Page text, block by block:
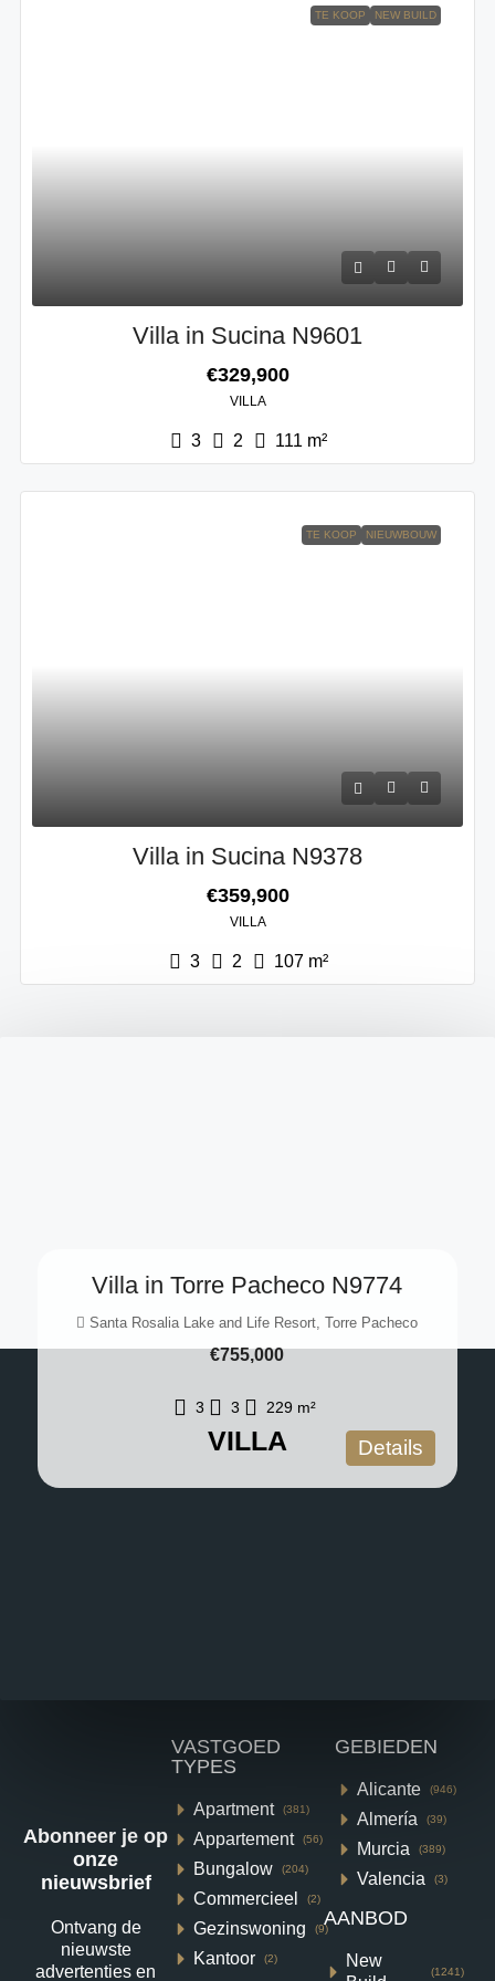
TE KOOP NEW BUILD
Villa in Sucina N9601
€329,900
VILLA
3 2 111 m²
TE KOOP NIEUWBOUW
Villa in Sucina N9378
€359,900
VILLA
3 2 107 m²
Villa in Torre Pacheco N9774
Santa Rosalia Lake and Life Resort, Torre Pacheco
€755,000
3 3 229 m²
VILLA Details
Villa in Vera N9931
Abonneer je op
onze
nieuwsbrief
Ontvang de
nieuwste
advertenties en
VASTGOED
TYPES
Apartment (381)
Appartement (56)
Bungalow (204)
Commercieel (2)
Gezinswoning (9)
Kantoor (2)
GEBIEDEN
Alicante (946)
Almería (39)
Murcia (389)
Valencia (3)
AANBOD
New
(1241)